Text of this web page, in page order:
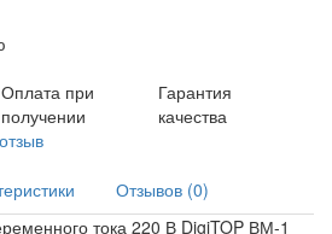
Оплата при
получении
Гарантия
качества
Отзывов (0)
тока 220 В DigiTOP ВМ-1